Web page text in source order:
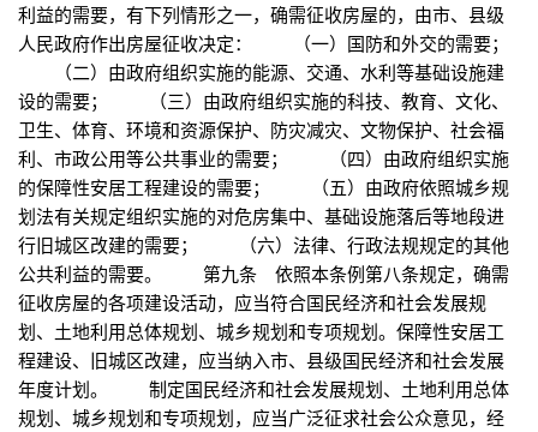
利益的需要，有下列情形之一，确需征收房屋的，由市、县级
人民政府作出房屋征收决定： （一）国防和外交的需要；
（二）由政府组织实施的能源、交通、水利等基础设施建
设的需要； （三）由政府组织实施的科技、教育、文化、
卫生、体育、环境和资源保护、防灾减灾、文物保护、社会福
利、市政公用等公共事业的需要； （四）由政府组织实施
的保障性安居工程建设的需要； （五）由政府依照城乡规
划法有关规定组织实施的对危房集中、基础设施落后等地段进
行旧城区改建的需要； （六）法律、行政法规规定的其他
公共利益的需要。 第九条 依照本条例第八条规定，确需
征收房屋的各项建设活动，应当符合国民经济和社会发展规
划、土地利用总体规划、城乡规划和专项规划。保障性安居工
程建设、旧城区改建，应当纳入市、县级国民经济和社会发展
年度计划。 制定国民经济和社会发展规划、土地利用总体
规划、城乡规划和专项规划，应当广泛征求社会公众意见，经